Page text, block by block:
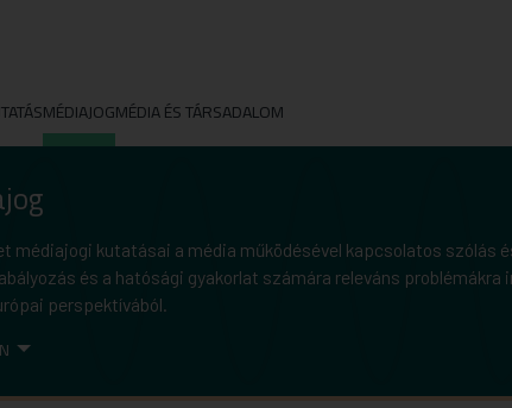
MÉDIAJOGMÉDIA ÉS TÁRSADALOM
médiajogi kutatásai a média működésével kapcsolatos szólás
és a hatósági gyakorlat számára releváns problémákra
perspektívából.